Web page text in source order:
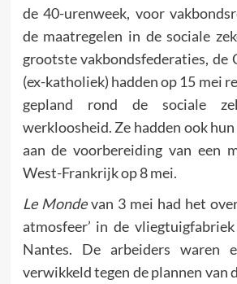
de 40-uren­week, voor
de maatregelen in de sociale
grootste vakbondsfederaties, de
(ex-katholiek) hadden op 15 mei
gepland rond de sociale
werkloosheid. Ze hadden ook
aan de voorbereiding van een
West-Frankrijk op 8 mei.
Le Mondevan 3 mei had het over
atmosfeer’ in de
Nantes. De arbeiders waren
verwikkeld tegen de plannen van